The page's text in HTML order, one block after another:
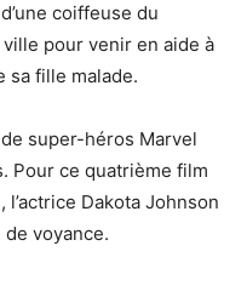
coiffeuse du
pour venir en aide à
sa fille malade.
super-héros Marvel
Pour ce quatrième film
l’actrice Dakota Johnson
voyance.